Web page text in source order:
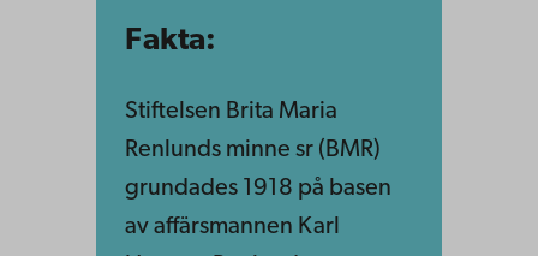
Fakta:
Stiftelsen Brita Maria
Renlunds minne sr (BMR)
grundades 1918 på basen
av affärsmannen Karl